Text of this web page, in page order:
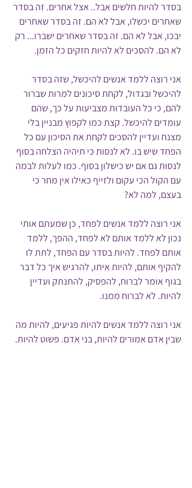
בסדר להיות חלשים אבל.. אצל אחרים. זה בסדר
שאחרים יכשלו, אבל לא הם. זה בסדר שאחרים
יבכו, אבל לא הם. זה בסדר שאחרים ישברו... רק
לא הם. להסכים לא להיות חזקים כל הזמן.
אני רוצה ללמד אנשים להיכשל, שזה בסדר
להיכשל ובגדול, לקחת סיכונים למרות שברור
להם, כי כל העובדות מצביעות על כך, שהם
עומדים להיכשל. קצת כמו לקפוץ מבניין בלי
מצנח ועדיין להסכים לקחת את הסיכון עם כל
הפחד שיש בו. לא לנסות כי תיהיה הצלחה בסוף
לנסות גם אם יש כישלון בסוף. כמו לעלות לבמה
עם הקול הכי עקום ולזייף כאילו אין מחר כי
בעצם, למה לא?
אני רוצה ללמד אנשים לפחד, כן שמעתם אותי
נכון לא ללמד אותם לא לפחד, ההפך, ללמד
אותם לפחד. להיות בסדר עם הפחד, לתת לו
להקיף אותם, להיות איתו, להרגיש איך כל דבר
בגוף אומר לברוח, להפסיק, להתנתק ועדיין
להיות. לא לברוח ממנו.
אני רוצה ללמד אנשים להיות פגיעים, להיות מה
שבין אדם אמורים להיות, בני אדם. פשוט להיות.